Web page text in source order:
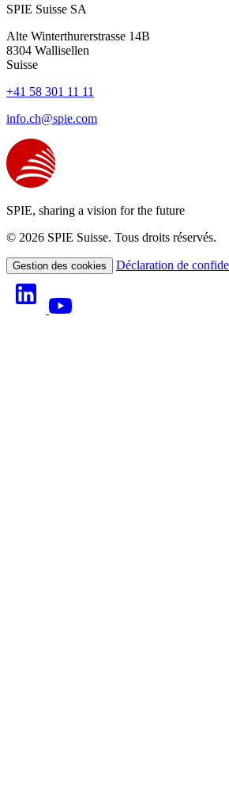
SPIE Suisse SA
Alte Winterthurerstrasse 14B
8304 Wallisellen
Suisse
+41 58 301 11 11
info.ch@spie.com
SPIE, sharing a vision for the future
© 2026 SPIE Suisse. Tous droits réservés.
Gestion des cookies Déclaration de